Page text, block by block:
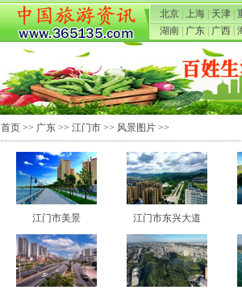
北京 上海 天津
湖南
广东 广西
首页 >> 广东 >> 江门市 >> 风景图片 >>
江门市美景 江门市东兴大道